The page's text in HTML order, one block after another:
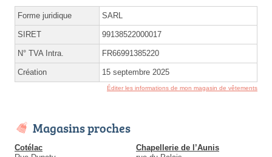
Forme juridique SARL
SIRET 99138522000017
N° TVA Intra. FR66991385220
Création 15 septembre 2025
Éditer les informations de mon magasin de vêtements
Magasins proches
Cotélac
Chapellerie de l’Aunis